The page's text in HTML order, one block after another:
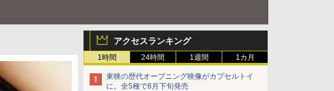
アクセスランキング
1時間 24時間 1週間 1カ月
東映の歴代オープニング映像がカプセルトイ
に。全5種で8月下旬発売